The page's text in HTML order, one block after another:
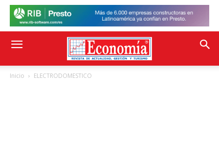
Inicio ELECTRODOMESTICO